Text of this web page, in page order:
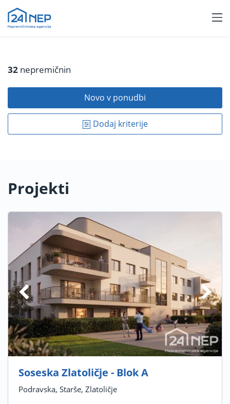
32 nepremičnin
Novo v ponudbi
Dodaj kriterije
Projekti
Soseska Zlatoličje - Blok A
Podravska, Starše, Zlatoličje